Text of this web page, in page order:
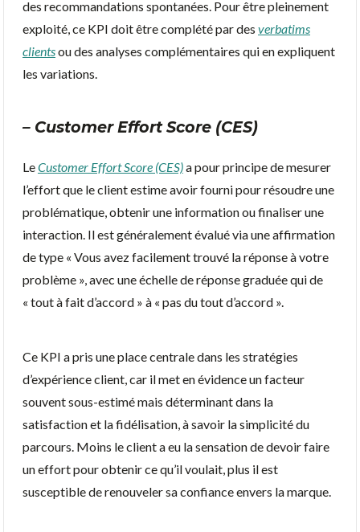
des recommandations spontanées. Pour être pleinement
exploité, ce KPI doit être complété par des verbatims
clientsou des analyses complémentaires qui en expliquent
les variations.
– Customer Effort Score (CES)
LeCustomer Effort Score (CES)a pour principe de mesurer
l’effort que le client estime avoir fourni pour résoudre une
problématique, obtenir une information ou finaliser une
interaction. Il est généralement évalué via une affirmation
de type « Vous avez facilement trouvé la réponse à votre
problème », avec une échelle de réponse graduée qui de
« tout à fait d’accord » à « pas du tout d’accord ».
Ce KPI a pris une place centrale dans les stratégies
d’expérience client, car il met en évidence un facteur
souvent sous-estimé mais déterminant dans la
satisfaction et la fidélisation, à savoir la simplicité du
parcours. Moins le client a eu la sensation de devoir faire
un effort pour obtenir ce qu’il voulait, plus il est
susceptible de renouveler sa confiance envers la marque.